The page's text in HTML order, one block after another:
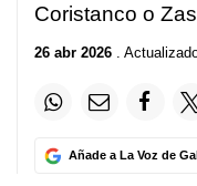
Coristanco o Zas
26 abr 2026 .
Añade a La Voz de